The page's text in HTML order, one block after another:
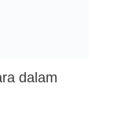
dalam